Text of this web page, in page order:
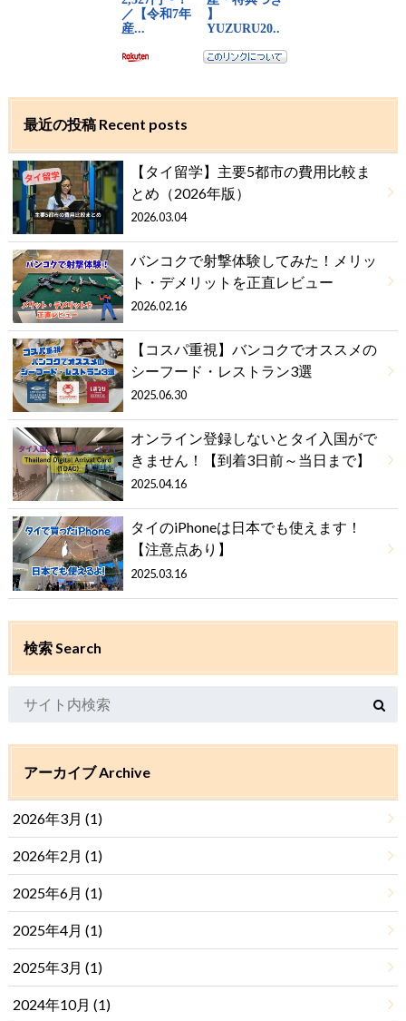
最近の投稿 Recent posts
【タイ留学】主要5都市の費用比較ま
とめ（2026年版）
2026.03.04
バンコクで射撃体験してみた！メリッ
ト・デメリットを正直レビュー
2026.02.16
【コスパ重視】バンコクでオススメの
シーフード・レストラン3選
2025.06.30
オンライン登録しないとタイ入国がで
きません！【到着3日前～当日まで】
2025.04.16
タイのiPhoneは日本でも使えます！
【注意点あり】
2025.03.16
検索 Search
アーカイブ Archive
2026年3月 (1)
2026年2月 (1)
2025年6月 (1)
2025年4月 (1)
2025年3月 (1)
2024年10月 (1)